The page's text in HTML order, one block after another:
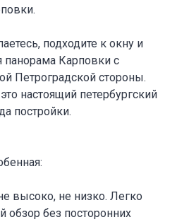
подходите к окну и
Карповки с
Петроградской стороны.
настоящий петербургский
постройки.
высоко, не низко. Легко
обзор без посторонних